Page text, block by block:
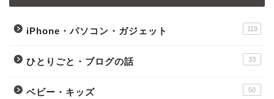
iPhone・パソコン・ガジェット 119
ひとりごと・ブログの話 33
ベビー・キッズ 50